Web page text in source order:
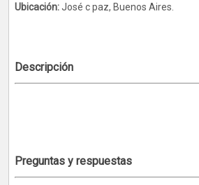
Ubicación:José c paz, Buenos Aires.
Descripción
Preguntas y respuestas